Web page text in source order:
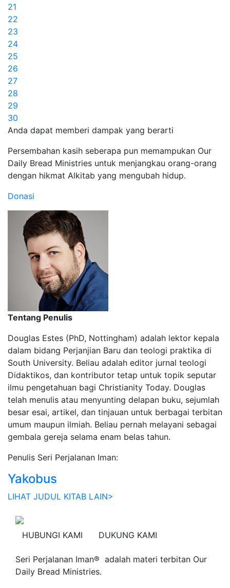
21
22
23
24
25
26
27
28
29
30
Anda dapat memberi dampak yang berarti
Persembahan kasih seberapa pun memampukan Our
Daily Bread Ministries untuk menjangkau orang-orang
dengan hikmat Alkitab yang mengubah hidup.
Donasi
Tentang Penulis
Douglas Estes (PhD, Nottingham) adalah lektor kepala
dalam bidang Perjanjian Baru dan teologi praktika di
South University. Beliau adalah editor jurnal teologi
Didaktikos, dan kontributor tetap untuk topik seputar
ilmu pengetahuan bagi Christianity Today. Douglas
telah menulis atau menyunting delapan buku, sejumlah
besar esai, artikel, dan tinjauan untuk berbagai terbitan
umum maupun ilmiah. Beliau pernah melayani sebagai
gembala gereja selama enam belas tahun.
Penulis Seri Perjalanan Iman:
Yakobus
LIHAT JUDUL KITAB LAIN>
HUBUNGI KAMI DUKUNG KAMI
Seri Perjalanan Iman® adalah materi terbitan Our
Daily Bread Ministries.